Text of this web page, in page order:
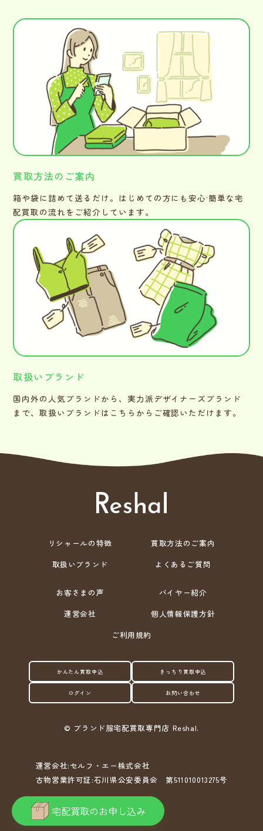
宅配買取のお申し込み
買取方法のご案内
箱や袋に詰めて送るだけ。はじめての方にも安心·簡単な宅
配買取の流れをご紹介しています。
取扱いブランド
国内外の人気ブランドから、実力派デザイナーズブランド
まで、取扱いブランドはこちらからご確認いただけます。
リシャールの特徴
買取方法のご案内
取扱いブランド
よくあるご質問
お客さまの声
バイヤー紹介
運営会社
個人情報保護方針
ご利用規約
かんたん買取申込 きっちり買取申込
ログイン お問い合わせ
© ブランド服宅配買取専門店 Reshal.
運営会社:セルフ・エー株式会社
古物営業許可証:石川県公安委員会 第511010013275号